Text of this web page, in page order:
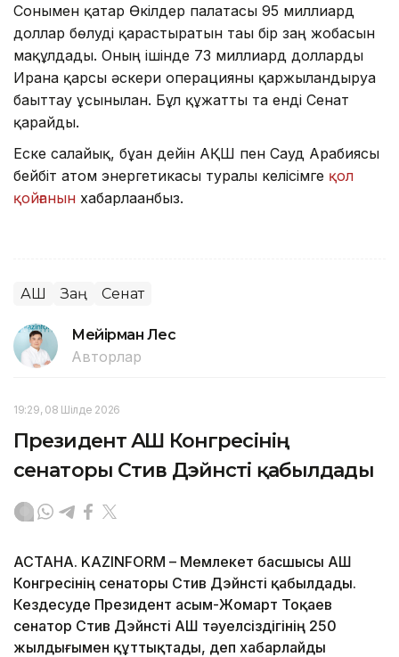
Сонымен қатар Өкілдер палатасы 95 миллиард
доллар бөлуді қарастыратын тағы бір заң жобасын
мақұлдады. Оның ішінде 73 миллиард долларды
Иранға қарсы әскери операцияны қаржыландыруға
бағыттау ұсынылған. Бұл құжатты та енді Сенат
қарайды.
Еске салайық, бұған дейін АҚШ пен Сауд Арабиясы
бейбіт атом энергетикасы туралы келісімге қол
қойғанын хабарлағанбыз.
АҚШ Заң Сенат
Мейірман Лес
Авторлар
19:29, 08 Шілде 2026
Президент АҚШ Конгресінің
сенаторы Стив Дэйнсті қабылдады
АСТАНА. KAZINFORM – Мемлекет басшысы АҚШ
Конгресінің сенаторы Стив Дэйнсті қабылдады.
Кездесуде Президент Қасым-Жомарт Тоқаев
сенатор Стив Дэйнсті АҚШ тәуелсіздігінің 250
жылдығымен құттықтады, деп хабарлайды